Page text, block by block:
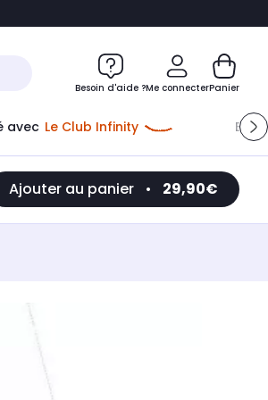
au chatbot
Besoin d'aide ?Me connecterPanier
avec Le Club Infinity
Ajouter au panier • 29,90€